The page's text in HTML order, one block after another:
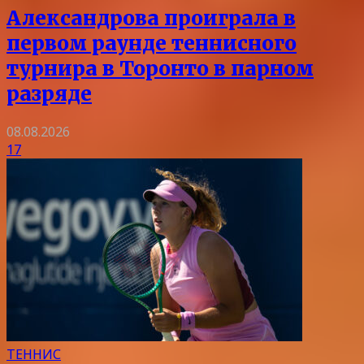
Александрова проиграла в
первом раунде теннисного
турнира в Торонто в парном
разряде
08.08.2026
17
ТЕННИС